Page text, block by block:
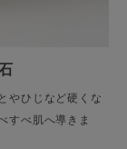
やひじなど硬くな
すべ肌へ導きま